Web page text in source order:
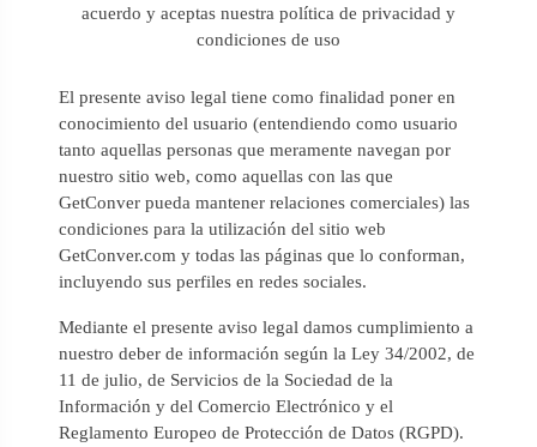
acuerdo y aceptas nuestra política de privacidad y
condiciones de uso
El presente aviso legal tiene como finalidad poner en
conocimiento del usuario (entendiendo como usuario
tanto aquellas personas que meramente navegan por
nuestro sitio web, como aquellas con las que
GetConver pueda mantener relaciones comerciales) las
condiciones para la utilización del sitio web
GetConver.com y todas las páginas que lo conforman,
incluyendo sus perfiles en redes sociales.
Mediante el presente aviso legal damos cumplimiento a
nuestro deber de información según la Ley 34/2002, de
11 de julio, de Servicios de la Sociedad de la
Información y del Comercio Electrónico y el
Reglamento Europeo de Protección de Datos (RGPD).